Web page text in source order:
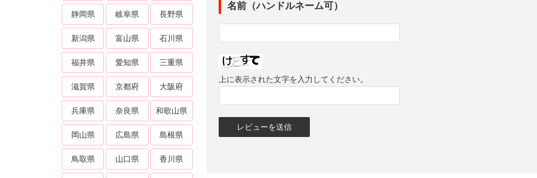
名前（ハンドルネーム可）
上に表示された文字を入力してください。
静岡県 岐阜県 長野県
新潟県 富山県 石川県
福井県 愛知県 三重県
滋賀県 京都府 大阪府
兵庫県 奈良県 和歌山県
岡山県 広島県 島根県
鳥取県 山口県 香川県